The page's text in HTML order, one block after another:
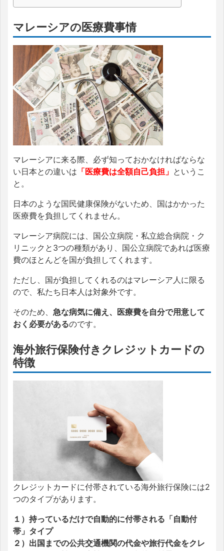
マレーシアの医療費事情
マレーシアに来る際、必ず知っておかなければならな
い日本との違いは 「医療費は全額自己負担」 というこ
と。
日本のような国民健康保険がないため、国はかかった
医療費を負担してくれません。
マレーシア病院には、国公立病院・私立総合病院・ク
リニックと3つの種類があり、国公立病院であれば医療
費のほとんどを国が負担してくれます。
ただし、国が負担してくれるのはマレーシア人に限る
ので、私たち日本人は対象外です。
そのため、 急な病気に備え、医療費を自分で用意して
おく必要があるのです。
海外旅行保険付きクレジットカードの
特徴
クレジットカードに付帯されている海外旅行保険には2
つのタイプがあります。
１）持っているだけで自動的に付帯される「自動付
帯」タイプ
２）出国までの公共交通機関の代金や旅行代金をクレ